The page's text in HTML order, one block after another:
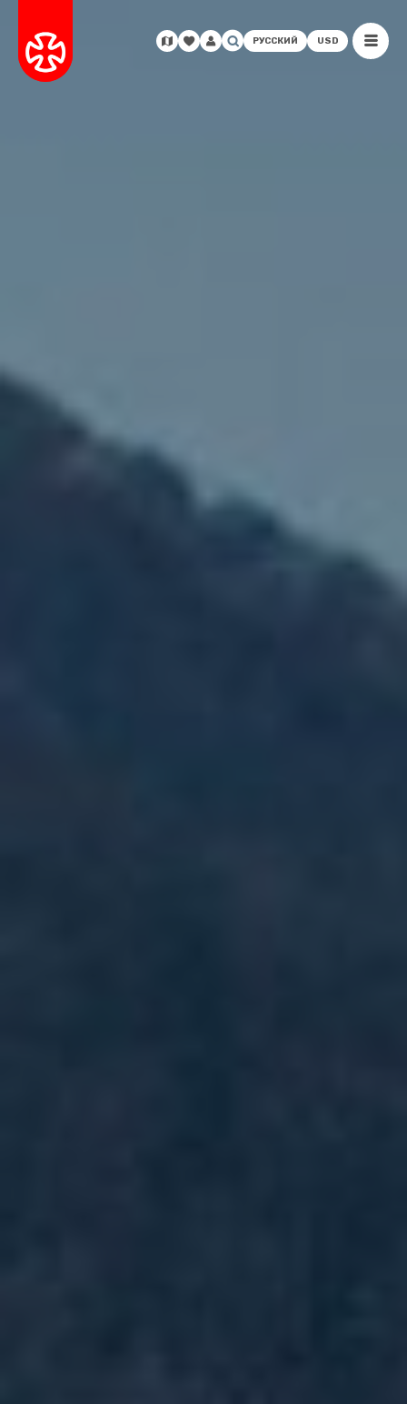
РУССКИЙ USD